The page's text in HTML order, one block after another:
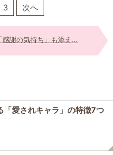
3 次へ
謝の気持ち」も添え...
「愛されキャラ」の特徴7つ